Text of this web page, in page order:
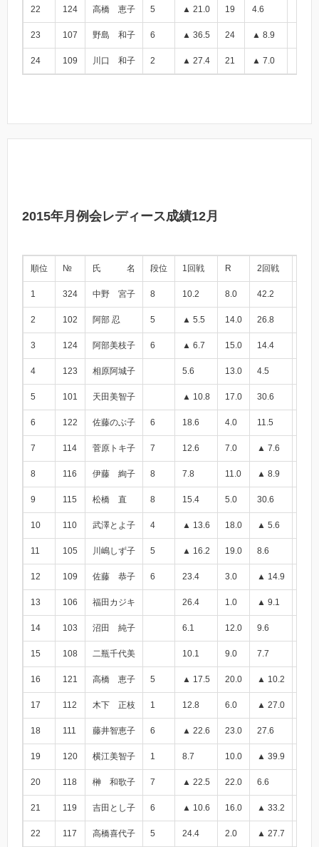
22 124 高橋 恵子 5 ▲ 21.0 19 4.6
23 107 野島 和子 6 ▲ 36.5 24 ▲ 8.9
24 109 川口 和子 2 ▲ 27.4 21 ▲ 7.0
2015年月例会レディース成績12月
順位 № 氏 名 段位 1回戦 R 2回戦
1 324 中野 宮子 8 10.2 8.0 42.2
2 102 阿部 忍 5 ▲ 5.5 14.0 26.8
3 124 阿部美枝子 6 ▲ 6.7 15.0 14.4
4 123 相原阿城子 5.6 13.0 4.5
5 101 天田美智子 ▲ 10.8 17.0 30.6
6 122 佐藤のぶ子 6 18.6 4.0 11.5
7 114 菅原トキ子 7 12.6 7.0 ▲ 7.6
8 116 伊藤 絢子 8 7.8 11.0 ▲ 8.9
9 115 松橋 直 8 15.4 5.0 30.6
10 110 武澤とよ子 4 ▲ 13.6 18.0 ▲ 5.6
11 105 川嶋しず子 5 ▲ 16.2 19.0 8.6
12 109 佐藤 恭子 6 23.4 3.0 ▲ 14.9
13 106 福田カジキ 26.4 1.0 ▲ 9.1
14 103 沼田 純子 6.1 12.0 9.6
15 108 二瓶千代美 10.1 9.0 7.7
16 121 高橋 恵子 5 ▲ 17.5 20.0 ▲ 10.2
17 112 木下 正枝 1 12.8 6.0 ▲ 27.0
18 111 藤井智恵子 6 ▲ 22.6 23.0 27.6
19 120 横江美智子 1 8.7 10.0 ▲ 39.9
20 118 榊 和歌子 7 ▲ 22.5 22.0 6.6
21 119 吉田とし子 6 ▲ 10.6 16.0 ▲ 33.2
22 117 高橋喜代子 5 24.4 2.0 ▲ 27.7